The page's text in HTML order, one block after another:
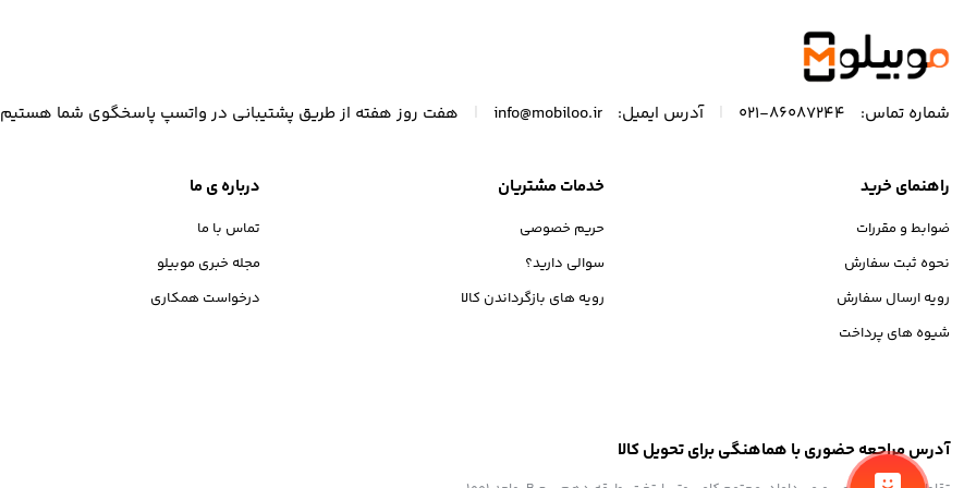
شماره تماس: 86087244-021 آدرس ایمیل: info@mobiloo.ir هفت روز هفته از طریق پشتیبانی در واتسپ پاسخگوی شما هستیم
راهنمای خرید
ضوابط و مقررات
نحوه ثبت سفارش
رویه ارسال سفارش
شیوه های پرداخت
خدمات مشتریان
حریم خصوصی
سوالی دارید؟
رویه های بازگرداندن کالا
درباره ی ما
تماس با ما
مجله خبری موبیلو
درخواست همکاری
آدرس مراجعه حضوری با هماهنگی برای تحویل کالا